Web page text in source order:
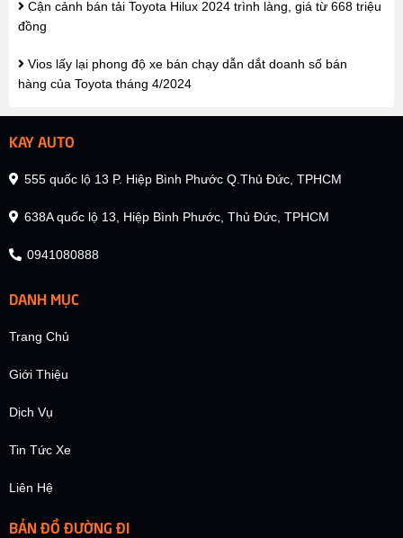
Cận cảnh bán tải Toyota Hilux 2024 trình làng, giá từ 668 triệu
đồng
Vios lấy lại phong độ xe bán chạy dẫn dắt doanh số bán
hàng của Toyota tháng 4/2024
KAY AUTO
555 quốc lộ 13 P. Hiệp Bình Phước Q.Thủ Đức, TPHCM
638A quốc lộ 13, Hiệp Bình Phước, Thủ Đức, TPHCM
0941080888
DANH MỤC
Trang Chủ
Giới Thiệu
Dịch Vụ
Tin Tức Xe
Liên Hệ
BẢN ĐỒ ĐƯỜNG ĐI